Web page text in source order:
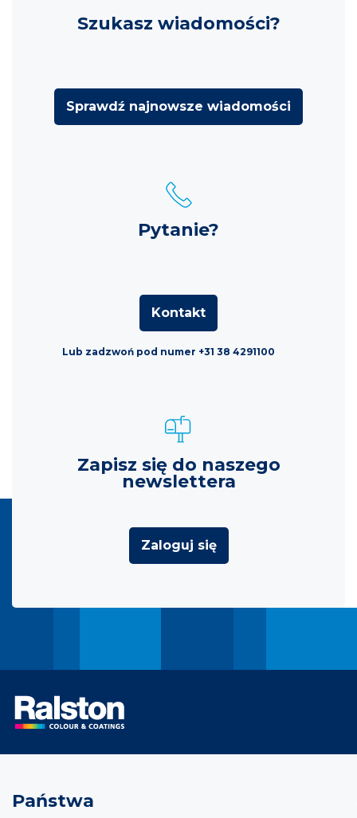
Szukasz wiadomości?
Sprawdź najnowsze wiadomości
Pytanie?
Kontakt
Lub zadzwoń pod numer +31 38 4291100
Zapisz się do naszego
newslettera
Zaloguj się
Państwa